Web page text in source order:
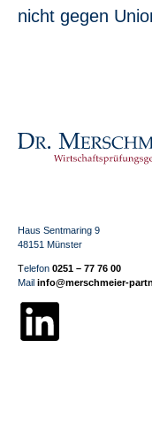
nicht gegen
Haus Sentmaring 9
48151 Münster
Telefon 0251 – 77 76 00
Mail info@merschmeier-